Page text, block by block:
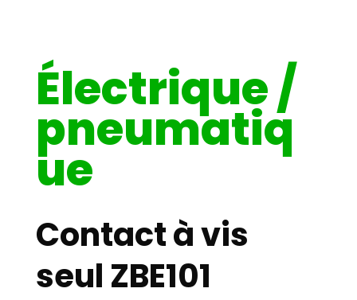
Électrique /
pneumatiq
ue
Contact à vis
seul ZBE101